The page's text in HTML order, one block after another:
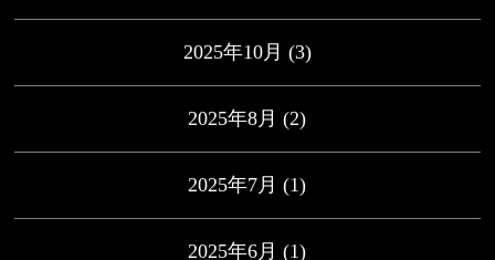
2025年10月 (3)
2025年8月 (2)
2025年7月 (1)
2025年6月 (1)